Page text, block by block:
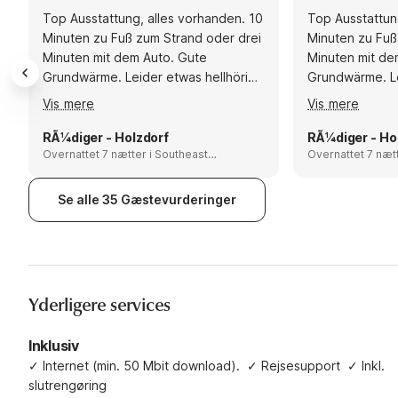
Top Ausstattung, alles vorhanden. 10
Minuten zu Fuß zum Strand oder drei
Minuten mit dem Auto. Gute
Grundwärme. Leider etwas hellhörig.
Empfehlungen: Zu empfehlen:
Universe Freizeitpark. Stadtrundfahrt
Sønderborg
Vis mere
RÃ¼diger - Holzdorf
Overnattet 7 nætter i Southeast
Top
Minuten zu
Minuten mit
Grundwärme.
Universe
SÃ¸nderborg
Vis mere
RÃ¼diger -
Overnattet 7 nætter i
Se alle 35 Gæstevurderinger
Yderligere services
Inklusiv
✓ Internet (min. 50 Mbit download). ✓ Rejsesupport ✓ Inkl.
slutrengøring